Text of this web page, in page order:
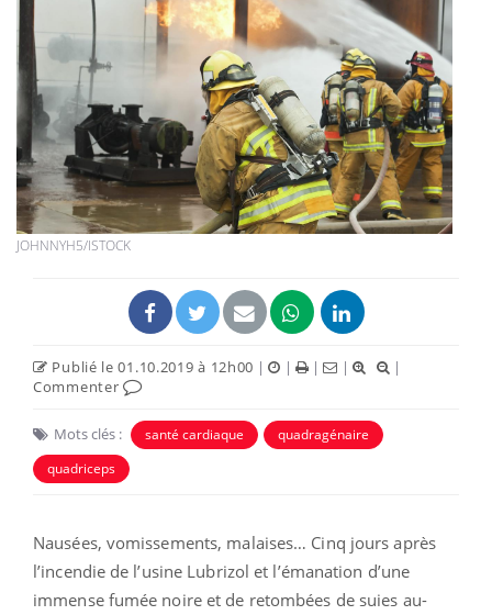
JOHNNYH5/ISTOCK
Publié le 01.10.2019 à 12h00 | | | |
|
Commenter
Mots clés : santé cardiaque
quadragénaire
quadriceps
Nausées, vomissements, malaises… Cinq jours après
l’incendie de l’usine Lubrizol et l’émanation d’une
immense fumée noire et de retombées de suies au-